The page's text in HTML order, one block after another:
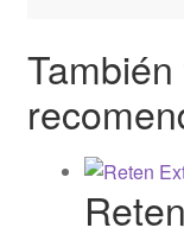
También